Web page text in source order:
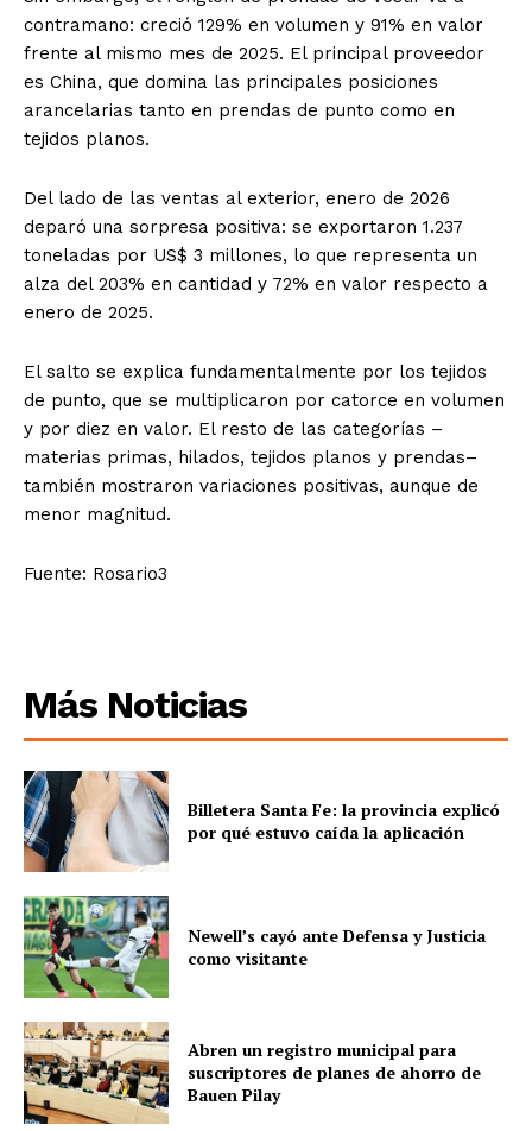
contramano: creció 129% en volumen y 91% en valor
frente al mismo mes de 2025. El principal proveedor
es China, que domina las principales posiciones
arancelarias tanto en prendas de punto como en
tejidos planos.
Del lado de las ventas al exterior, enero de 2026
deparó una sorpresa positiva: se exportaron 1.237
toneladas por US$ 3 millones, lo que representa un
alza del 203% en cantidad y 72% en valor respecto a
enero de 2025.
El salto se explica fundamentalmente por los tejidos
de punto, que se multiplicaron por catorce en volumen
y por diez en valor. El resto de las categorías –
materias primas, hilados, tejidos planos y prendas–
también mostraron variaciones positivas, aunque de
menor magnitud.
Fuente: Rosario3
Más Noticias
Billetera Santa Fe: la provincia explicó
por qué estuvo caída la aplicación
Newell’s cayó ante Defensa y Justicia
como visitante
Abren un registro municipal para
suscriptores de planes de ahorro de
Bauen Pilay